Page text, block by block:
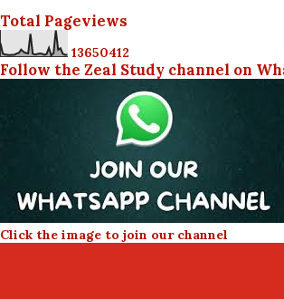
Total Pageviews
13650412
Follow the Zeal Study channel on
Click the image to join our channel